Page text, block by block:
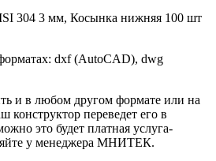
304 3 мм, Косынка нижняя 100 шт
dxf (AutoCAD), dwg
и в любом другом формате или на
конструктор переведет его в
это будет платная услуга-
у менеджера МНИТЕК.